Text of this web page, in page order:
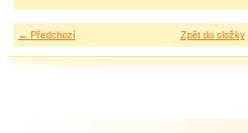
← Předchozí Zpět do složky